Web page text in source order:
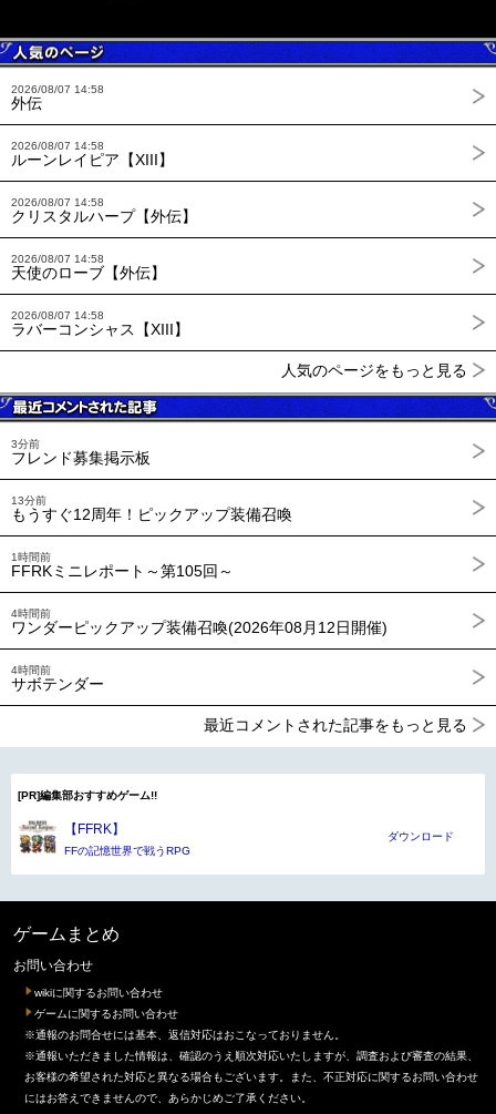
2026/08/07 14:58
外伝
2026/08/07 14:58
ルーンレイピア【XIII】
2026/08/07 14:58
クリスタルハープ【外伝】
2026/08/07 14:58
天使のローブ【外伝】
2026/08/07 14:58
ラバーコンシャス【XIII】
人気のページをもっと見る
3分前
フレンド募集掲示板
13分前
もうすぐ12周年！ピックアップ装備召喚
1時間前
FFRKミニレポート～第105回～
4時間前
ワンダーピックアップ装備召喚(2026年08月12日開催)
4時間前
サボテンダー
最近コメントされた記事をもっと見る
[PR]編集部おすすめゲーム!!
【FFRK】
FFの記憶世界で戦うRPG
ダウンロード
ゲームまとめ
お問い合わせ
wikiに関するお問い合わせ
ゲームに関するお問い合わせ
※通報のお問合せには基本、返信対応はおこなっておりません。
※通報いただきました情報は、確認のうえ順次対応いたしますが、調査および審査の結果、
お客様の希望された対応と異なる場合もございます。また、不正対応に関するお問い合わせ
にはお答えできませんので、あらかじめご了承ください。